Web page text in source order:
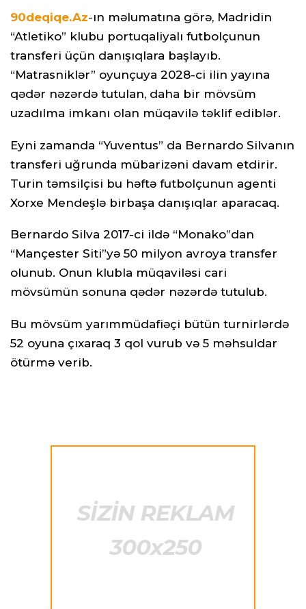
90deqiqe.Az-ın məlumatına görə, Madridin
“Atletiko” klubu portuqaliyalı futbolçunun
transferi üçün danışıqlara başlayıb.
“Matrasniklər” oyunçuya 2028-ci ilin yayına
qədər nəzərdə tutulan, daha bir mövsüm
uzadılma imkanı olan müqavilə təklif ediblər.
Eyni zamanda “Yuventus” da Bernardo Silvanın
transferi uğrunda mübarizəni davam etdirir.
Turin təmsilçisi bu həftə futbolçunun agenti
Xorxe Mendeşlə birbaşa danışıqlar aparacaq.
Bernardo Silva 2017-ci ildə “Monako”dan
“Mançester Siti”yə 50 milyon avroya transfer
olunub. Onun klubla müqaviləsi cari
mövsümün sonuna qədər nəzərdə tutulub.
Bu mövsüm yarımmüdafiəçi bütün turnirlərdə
52 oyuna çıxaraq 3 qol vurub və 5 məhsuldar
ötürmə verib.